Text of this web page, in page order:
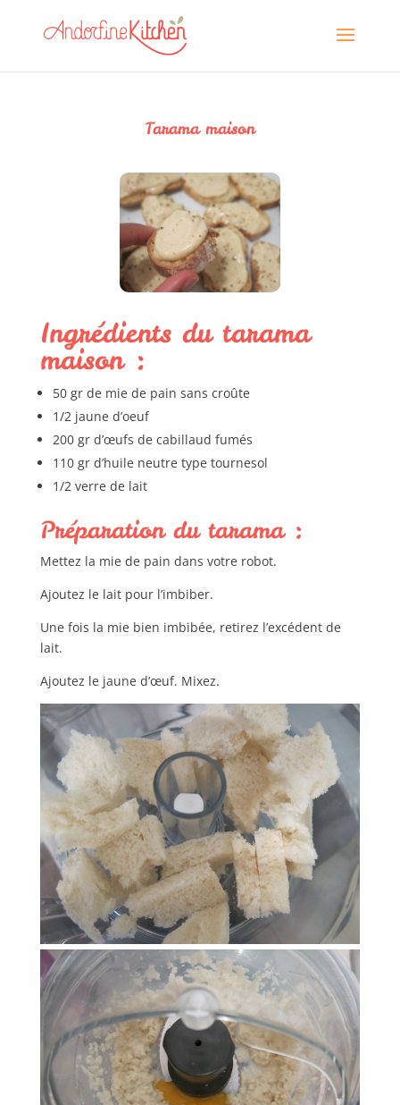
Tarama maison
Ingrédients du tarama
maison :
50 gr de mie de pain sans croûte
1/2 jaune d’oeuf
200 gr d’œufs de cabillaud fumés
110 gr d’huile neutre type tournesol
1/2 verre de lait
Préparation du tarama :
Mettez la mie de pain dans votre robot.
Ajoutez le lait pour l’imbiber.
Une fois la mie bien imbibée, retirez l’excédent de
lait.
Ajoutez le jaune d’œuf. Mixez.